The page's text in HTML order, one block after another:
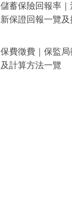
儲蓄保險回報率
新保證回報一覽
保費徵費｜保監
及計算方法一覽